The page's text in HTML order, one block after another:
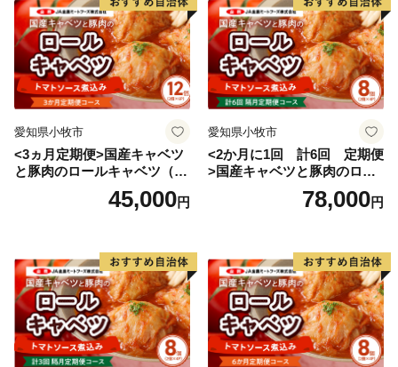
気持ちあふれる、気が多いまち－多気町。ぜひ、応援し
てください。
愛知県小牧市
<3ヵ月定期便>国産キャベツ
と豚肉のロールキャベツ（6P
45,000円
愛知県小牧市
<2か月に1回 計6回 定期便
>国産キャベツと豚肉のロー
ルキャベツ（4P入り）
78,000円